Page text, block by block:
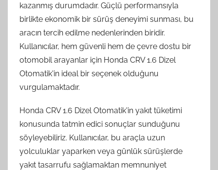
kazanmış durumdadır. Güçlü performansıyla
birlikte ekonomik bir sürüş deneyimi sunması, bu
aracın tercih edilme nedenlerinden biridir.
Kullanıcılar, hem güvenli hem de çevre dostu bir
otomobil arayanlar için Honda CRV 1.6 Dizel
Otomatik'in ideal bir seçenek olduğunu
vurgulamaktadır.
Honda CRV 1.6 Dizel Otomatik'in yakıt tüketimi
konusunda tatmin edici sonuçlar sunduğunu
söyleyebiliriz. Kullanıcılar, bu araçla uzun
yolculuklar yaparken veya günlük sürüşlerde
yakıt tasarrufu sağlamaktan memnuniyet